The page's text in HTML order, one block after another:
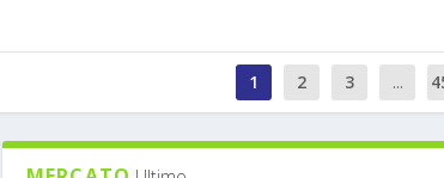
1 2 3 ...